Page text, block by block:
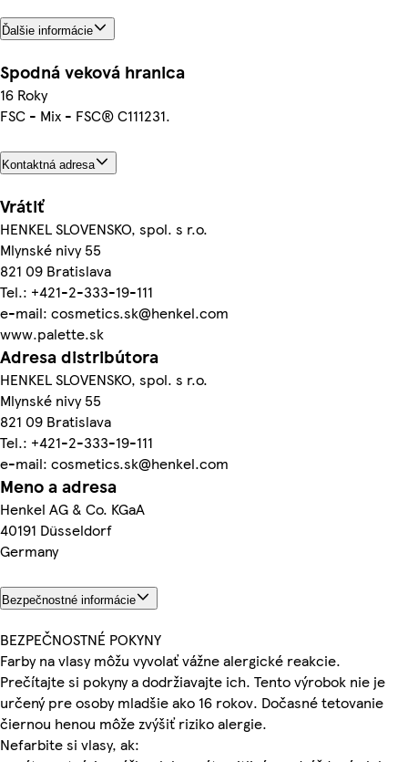
Ďalšie informácie
Spodná veková hranica
16 Roky
FSC - Mix - FSC® C111231.
Kontaktná adresa
Vrátiť
HENKEL SLOVENSKO, spol. s r.o.
Mlynské nivy 55
821 09 Bratislava
Tel.: +421-2-333-19-111
e-mail: cosmetics.sk@henkel.com
www.palette.sk
Adresa distribútora
HENKEL SLOVENSKO, spol. s r.o.
Mlynské nivy 55
821 09 Bratislava
Tel.: +421-2-333-19-111
e-mail: cosmetics.sk@henkel.com
Meno a adresa
Henkel AG & Co. KGaA
40191 Düsseldorf
Germany
Bezpečnostné informácie
BEZPEČNOSTNÉ POKYNY
Farby na vlasy môžu vyvolať vážne alergické reakcie.
Prečítajte si pokyny a dodržiavajte ich. Tento výrobok nie je
určený pre osoby mladšie ako 16 rokov. Dočasné tetovanie
čiernou henou môže zvýšiť riziko alergie.
Nefarbite si vlasy, ak: